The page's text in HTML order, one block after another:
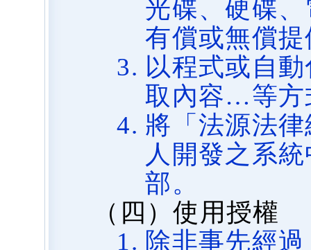
光碟、硬碟
有償或無償
以程式或自
取內容…等方
將「法源法
人開發之系
部。
（四）使用授權
除非事先經